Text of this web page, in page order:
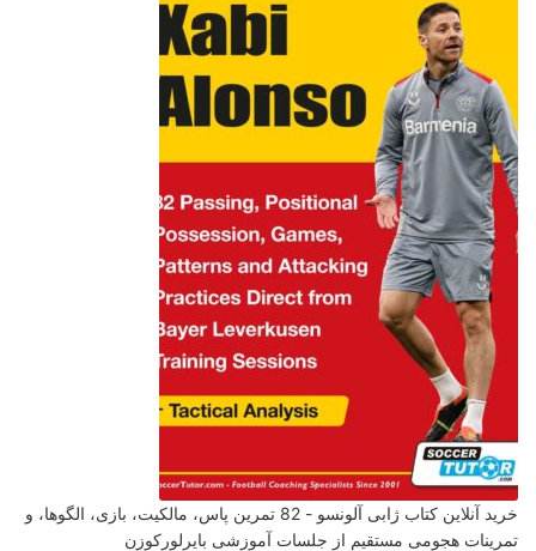
خرید آنلاین کتاب ژابی آلونسو - 82 تمرین پاس، مالکیت، بازی، الگوها، و
تمرینات هجومی مستقیم از جلسات آموزشی بایرلورکوزن